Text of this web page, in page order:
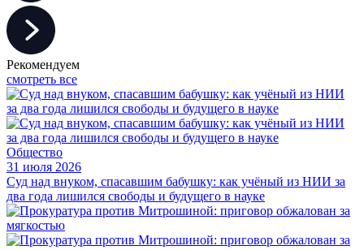
Рекомендуем
смотреть все
Общество
31 июля 2026
Суд над внуком, спасавшим бабушку: как учёный из НИИ за
два года лишился свободы и будущего в науке